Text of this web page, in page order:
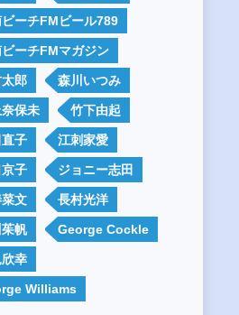
ーチFMビール789
ーチFMマガジン
郎 森川いつみ
保未 竹下由起
直子 江刺家愛
京子 ジョニー志田
文 長村光洋
帆 George Cockle
欣幸
Williams